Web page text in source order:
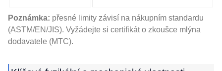
Poznámka: přesné limity závisí na nákupním standardu
(ASTM/EN/JIS). Vyžádejte si certifikát o zkoušce mlýna
dodavatele (MTC).